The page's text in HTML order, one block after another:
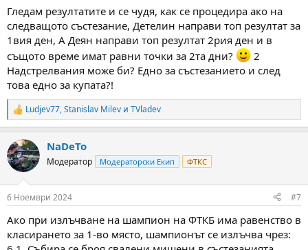
Гледам резултатите и се чудя, как се процедира ако на
следващото състезание, Детелин направи топ резултат за
1вия ден, А Деян направи топ резултат 2рия ден и в
същото време имат равни точки за 2та дни?
2
Надстрелвания може би? Едно за състезанието и след
това едно за купата?!
R
e
c
t
i
s
Ludjev77,Stanislav Milev и TVladev
NaDeTo
Модератор Модераторски Екип ФТКС
6 Ноември 2024 #7
Ако при излъчване на шампион на ФТКБ има равенство в
класирането за 1-во място, шампионът се излъчва чрез: